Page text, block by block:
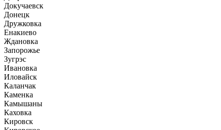
Докучаевск
Донецк
Дружковка
Енакиево
Ждановка
Запорожье
Зугрэс
Ивановка
Иловайск
Каланчак
Каменка
Камышаны
Каховка
Кировск